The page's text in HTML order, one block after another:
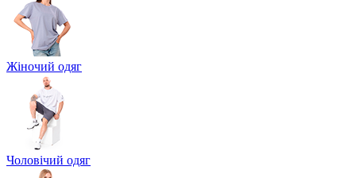
Жіночий одяг
Чоловічий одяг